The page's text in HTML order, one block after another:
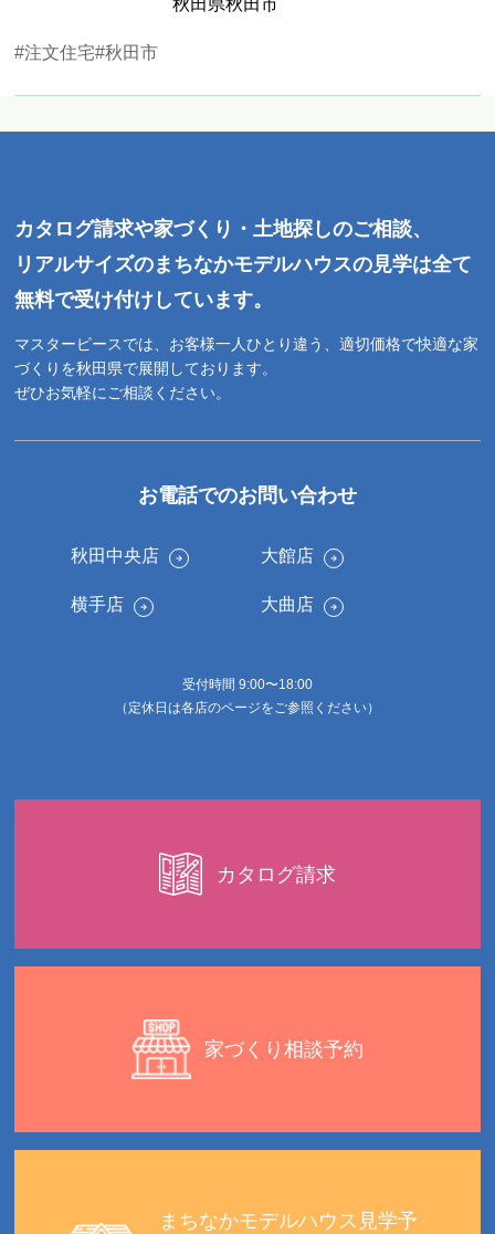
#注文住宅#秋田市
カタログ請求や家づくり・土地探しのご相談、
リアルサイズのまちなかモデルハウスの見学は全て
無料で受け付けしています。
マスターピースでは、お客様一人ひとり違う、適切価格で快適な家
づくりを秋田県で展開しております。
ぜひお気軽にご相談ください。
お電話でのお問い合わせ
秋田中央店 大館店
横手店 大曲店
受付時間 9:00〜18:00
（定休日は各店のページをご参照ください）
カタログ請求
家づくり相談予約
まちなかモデルハウス見学予